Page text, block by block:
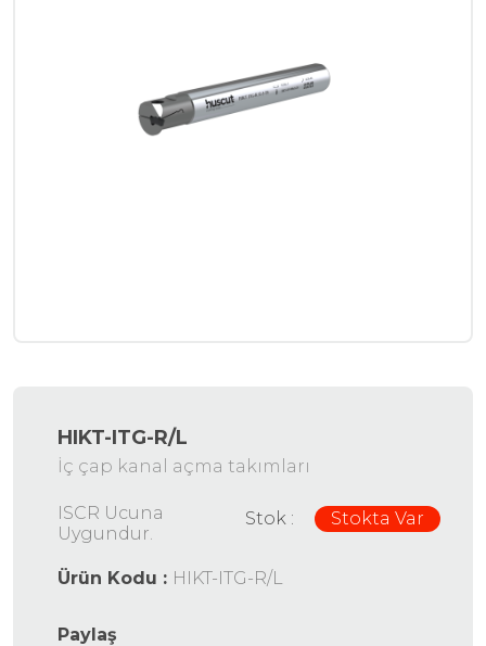
HIKT-ITG-R/L
İç çap kanal açma takımları
Stok : Stokta Var
ISCR Ucuna
Uygundur.
Ürün Kodu : HIKT-ITG-R/L
Paylaş